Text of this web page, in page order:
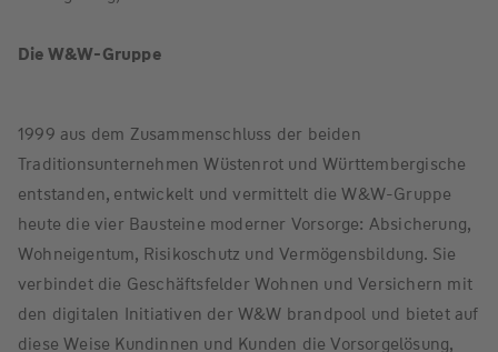
Die W&W-Gruppe
1999 aus dem Zusammenschluss der beiden
Traditionsunternehmen Wüstenrot und Württembergische
entstanden, entwickelt und vermittelt die W&W-Gruppe
heute die vier Bausteine moderner Vorsorge: Absicherung,
Wohneigentum, Risikoschutz und Vermögensbildung. Sie
verbindet die Geschäftsfelder Wohnen und Versichern mit
den digitalen Initiativen der W&W brandpool und bietet auf
diese Weise Kundinnen und Kunden die Vorsorgelösung,